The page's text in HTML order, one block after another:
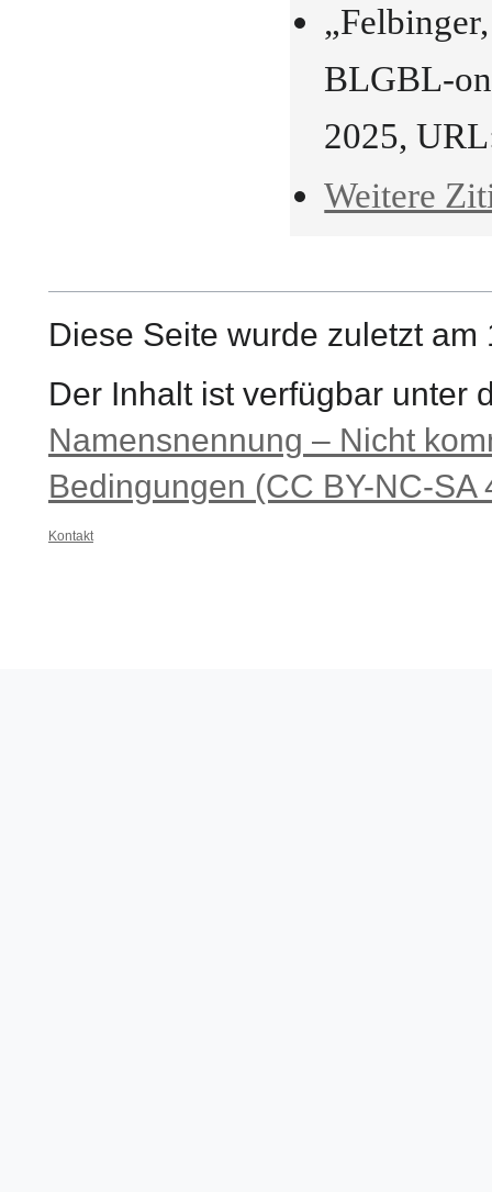
BLGBL-
2025,
Weitere
Diese Seite wurde zuletzt
Der Inhalt ist verfügbar unter
Namensnennung – Nicht
Bedingungen (CC BY-NC-SA
Kontakt